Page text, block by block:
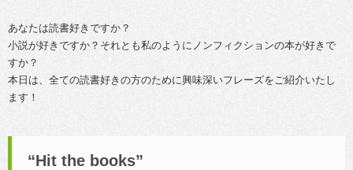
あなたは読書好きですか？
小説が好きですか？それとも私のようにノンフィクションの本が好きで
すか？
本日は、全ての読書好きの方のために興味深いフレーズをご紹介いたし
ます！
“Hit the books”